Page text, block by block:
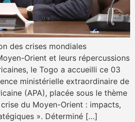
des crises mondiales
Orient et leurs répercussions
le Togo a accueilli ce 03
ministérielle extraordinaire de
(APA), placée sous le thème
crise du Moyen-Orient : impacts,
». Déterminé […]